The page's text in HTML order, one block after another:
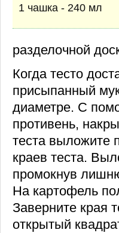
1 чашка - 240 мл
разделочной
Когда тесто
присыпанный
диаметре. С
противень,
теста выложите
краев теста.
промокнув
На картофель
Заверните края
открытый